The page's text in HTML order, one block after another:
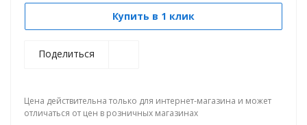
Купить в 1 клик
Поделиться
Цена действительна только для интернет-магазина и может
отличаться от цен в розничных магазинах